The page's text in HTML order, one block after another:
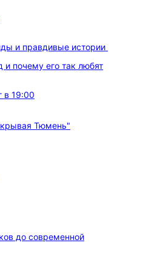
и правдивые истории
и почему его так любят
в 19:00
до современной